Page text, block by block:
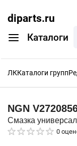
diparts.ru
Каталоги
ЛККаталоги групп
NGN
Смазка
0